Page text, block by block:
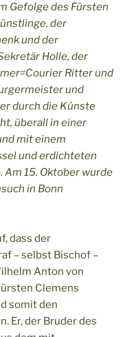
Gefolge des Fürsten
der
und der
Holle, der
Ritter und
und
durch die Künste
überall in einer
mit einem
und erdichteten
Am 15. Oktober wurde
in Bonn
dass der
– selbst Bischof –
Anton von
Clemens
somit den
Er, der Bruder des